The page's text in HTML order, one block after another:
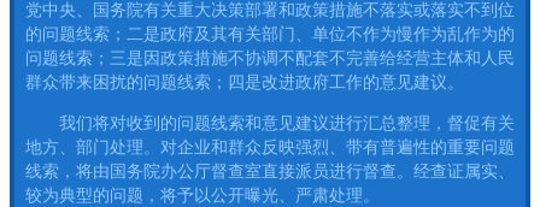
党中央、国务院有关重大决策部署和政策措施不落实或落实不到位
的问题线索；二是政府及其有关部门、单位不作为慢作为乱作为的
问题线索；三是因政策措施不协调不配套不完善给经营主体和人民
群众带来困扰的问题线索；四是改进政府工作的意见建议。
我们将对收到的问题线索和意见建议进行汇总整理，督促有关
地方、部门处理。对企业和群众反映强烈、带有普遍性的重要问题
线索，将由国务院办公厅督查室直接派员进行督查。经查证属实、
较为典型的问题，将予以公开曝光、严肃处理。